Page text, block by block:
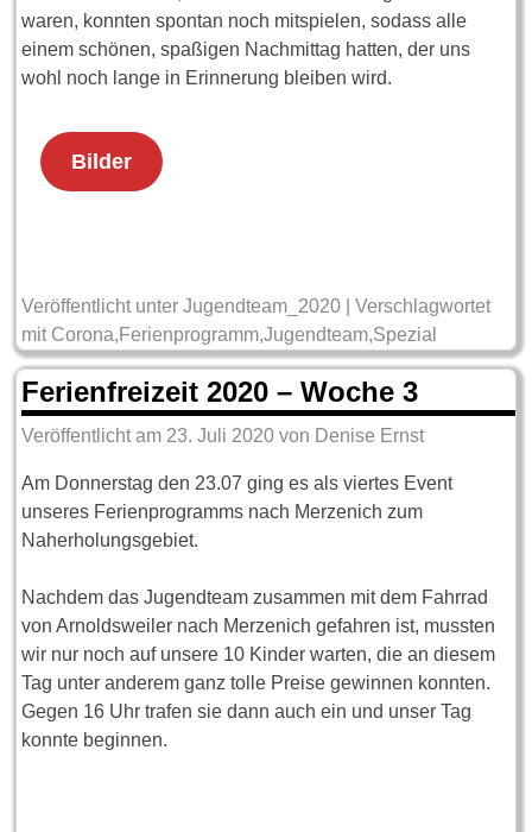
waren, konnten spontan noch mitspielen, sodass alle
einem schönen, spaßigen Nachmittag hatten, der uns
wohl noch lange in Erinnerung bleiben wird.
Bilder
Veröffentlicht unter Jugendteam_2020 |Verschlagwortet
mit Corona, Ferienprogramm,Jugendteam,Spezial
Ferienfreizeit 2020 – Woche 3
Veröffentlicht am 23. Juli 2020 von Denise Ernst
Am Donnerstag den 23.07 ging es als viertes Event
unseres Ferienprogramms nach Merzenich zum
Naherholungsgebiet.
Nachdem das Jugendteam zusammen mit dem Fahrrad
von Arnoldsweiler nach Merzenich gefahren ist, mussten
wir nur noch auf unsere 10 Kinder warten, die an diesem
Tag unter anderem ganz tolle Preise gewinnen konnten.
Gegen 16 Uhr trafen sie dann auch ein und unser Tag
konnte beginnen.